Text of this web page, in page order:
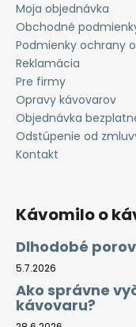
Moja objednávka
Obchodné
Podmienky ochrany
Reklamácia
Pre firmy
Opravy kávovarov
Objednávka
Odstúpenie od
Kontakt
Kávomilo o
Dlhodobé
5.7.2026
Ako správne
kávovaru?